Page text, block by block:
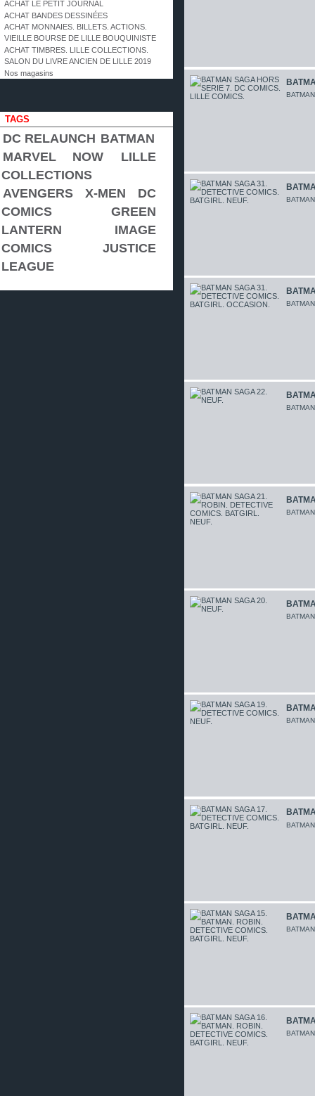
ACHAT LE PETIT JOURNAL
ACHAT BANDES DESSINÉES
ACHAT MONNAIES. BILLETS. ACTIONS.
VIEILLE BOURSE DE LILLE BOUQUINISTE
ACHAT TIMBRES. LILLE COLLECTIONS.
SALON DU LIVRE ANCIEN DE LILLE 2019
Nos magasins
TAGS
DC RELAUNCH BATMAN
MARVEL NOW
LILLE
COLLECTIONS
AVENGERS
X-MEN
DC
COMICS
GREEN
LANTERN
IMAGE
COMICS
JUSTICE
LEAGUE